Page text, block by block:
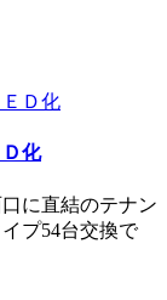
化
に直結のテナン
プ54台交換で